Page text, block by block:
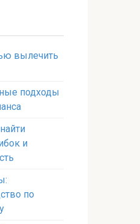
вылечить
подходы
и
по